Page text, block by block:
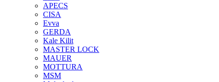
APECS
CISA
Evva
GERDA
Kale Kilit
MASTER LOCK
MAUER
MOTTURA
MSM